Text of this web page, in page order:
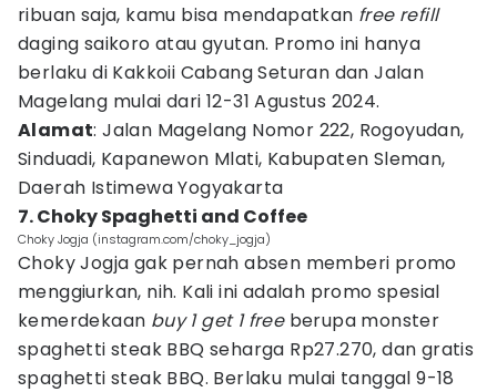
ribuan saja, kamu bisa mendapatkan free refill
daging saikoro atau gyutan. Promo ini hanya
berlaku di Kakkoii Cabang Seturan dan Jalan
Magelang mulai dari 12-31 Agustus 2024.
Alamat: Jalan Magelang Nomor 222, Rogoyudan,
Sinduadi, Kapanewon Mlati, Kabupaten Sleman,
Daerah Istimewa Yogyakarta
7. Choky Spaghetti and Coffee
Choky Jogja (instagram.com/choky_jogja)
Choky Jogja gak pernah absen memberi promo
menggiurkan, nih. Kali ini adalah promo spesial
kemerdekaan buy 1 get 1 freeberupa monster
spaghetti steak BBQ seharga Rp27.270, dan gratis
spaghetti steak BBQ. Berlaku mulai tanggal 9-18